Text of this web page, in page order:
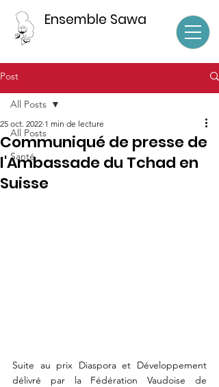
Ensemble Sawa
Post
All Posts
Santé
All Posts
Communiqué de presse de
l'Ambassade du Tchad en
Suisse
25 oct. 2022 1 min de lecture
Suite au prix Diaspora et Développement
délivré par la Fédération Vaudoise de